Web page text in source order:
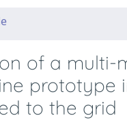
of a
to the grid